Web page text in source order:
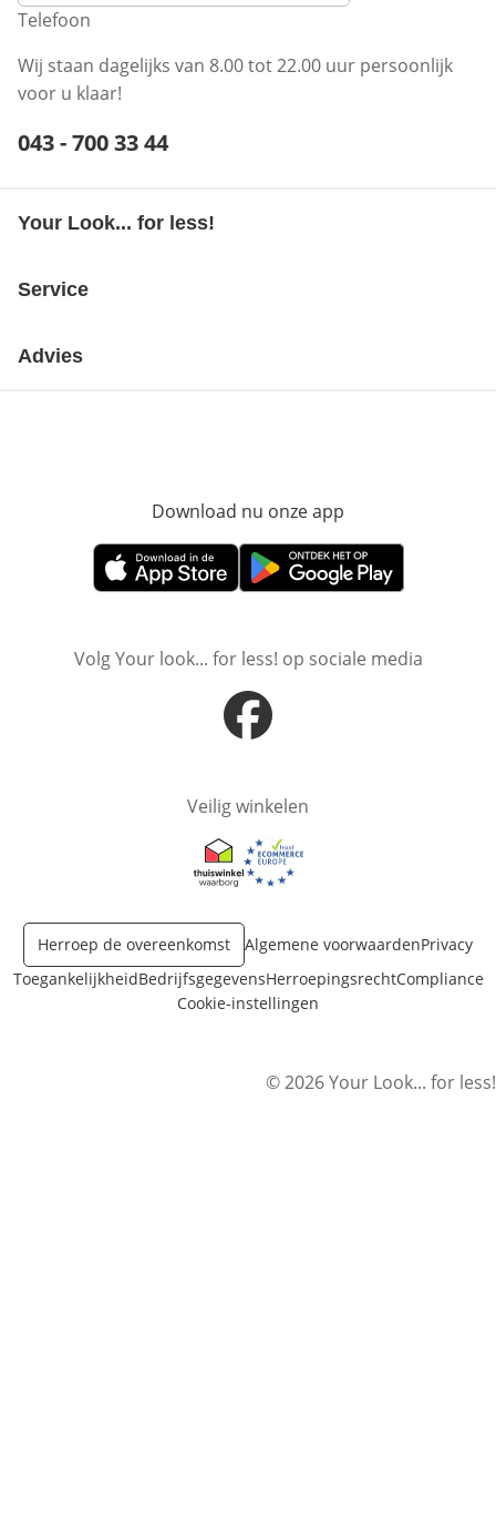
Telefoon
Wij staan dagelijks van 8.00 tot 22.00 uur persoonlijk
voor u klaar!
Telefoonnummer:
043 - 700 33 44
Your Look... for less!
Service
Advies
Download nu onze app
Opent in nieuw vensterOpent in nieuw venster
Volg Your look... for less! op sociale media
Opent in nieuw venster
Veilig winkelen
Opent in nieuw venster
Opent in nieuw venster
Herroep de overeenkomst Algemene voorwaardenPrivacy
ToegankelijkheidBedrijfsgegevensHerroepingsrechtCompliance
Cookie-instellingen
© 2026 Your Look... for less!